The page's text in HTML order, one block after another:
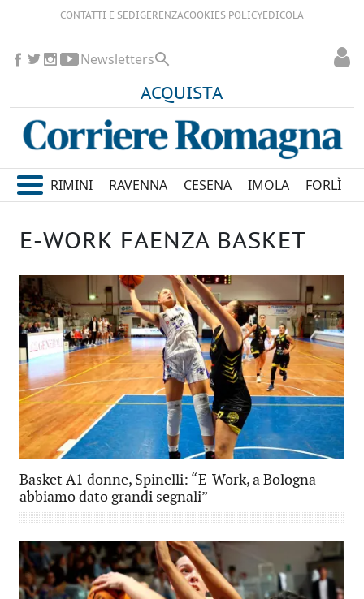
CONTATTI E SEDIGERENZACOOKIES POLICYEDICOLA
ACQUISTA
Newsletters
RIMINI RAVENNA CESENA IMOLA FORLÌ
E-WORK FAENZA BASKET
Basket A1 donne, Spinelli: “E-Work, a Bologna
abbiamo dato grandi segnali”